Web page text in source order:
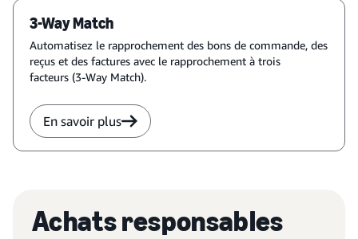
3-Way Match
Automatisez le rapprochement des bons de commande, des
reçus et des factures avec le rapprochement à trois
facteurs (3-Way Match).
En savoir plus
Achats responsables